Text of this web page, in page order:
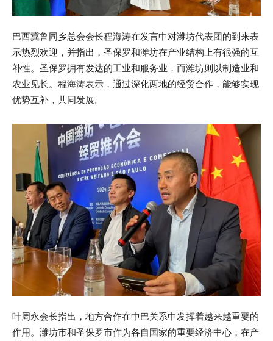
巴西冀鲁同乡总会会长程海涛在发言中对潍坊代表团的到来表
示热烈欢迎，并指出，圣保罗和潍坊在产业结构上有很强的互
补性。圣保罗拥有发达的工业和服务业，而潍坊则以制造业和
农业见长。程海涛表示，通过深化两地的经贸合作，能够实现
优势互补，共同发展。
叶周永会长指出，地方合作在中巴关系中发挥着越来越重要的
作用。潍坊市和圣保罗市作为各自国家的重要经济中心，在产